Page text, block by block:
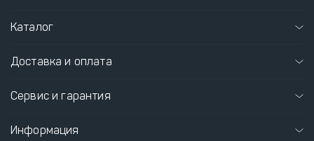
Каталог
Доставка и оплата
Сервис и гарантия
Информация